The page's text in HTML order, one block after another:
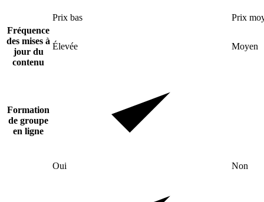
Prix bas
Prix
Fréquence
des mises à
jour du
contenu
Élevée Moyen
Formation
de groupe
en ligne
Oui Non